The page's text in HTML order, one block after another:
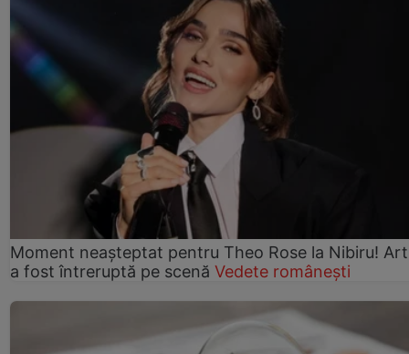
Moment neașteptat pentru Theo Rose la Nibiru!
a fost întreruptă pe scenă Vedete românești